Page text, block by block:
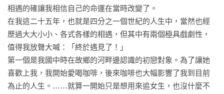
相遇的確讓我相信自己的命運在當時改變了。
在我這二十五年，也就是四分之一個世紀的人生中，當然也經
歷過大大小小、各式各樣的相遇，但其中有兩個極具戲劇性，
值得我放聲大喊：「終於遇見了！」
第一個是我國中時在故鄉的河畔邊認識的初戀對象。為了讓她
喜歡上我，我開始愛喝咖啡，後來咖啡也大幅影響了我到目前
為止的人生。……就算一開始只是想用來追女生，也沒什麼不